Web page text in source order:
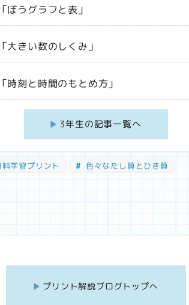
ぼうグラフと表」
大きい数のしくみ」
時刻と時間のもとめ方」
3年生の記事一覧へ
料学習プリント 色々なたし算とひき算
プリント解説ブログトップへ